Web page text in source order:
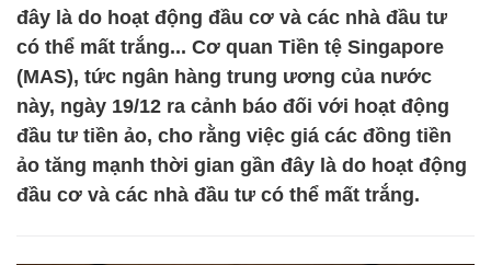
đây là do hoạt động đầu cơ và các nhà đầu tư
có thể mất trắng... Cơ quan Tiền tệ Singapore
(MAS), tức ngân hàng trung ương của nước
này, ngày 19/12 ra cảnh báo đối với hoạt động
đầu tư tiền ảo, cho rằng việc giá các đồng tiền
ảo tăng mạnh thời gian gần đây là do hoạt động
đầu cơ và các nhà đầu tư có thể mất trắng.